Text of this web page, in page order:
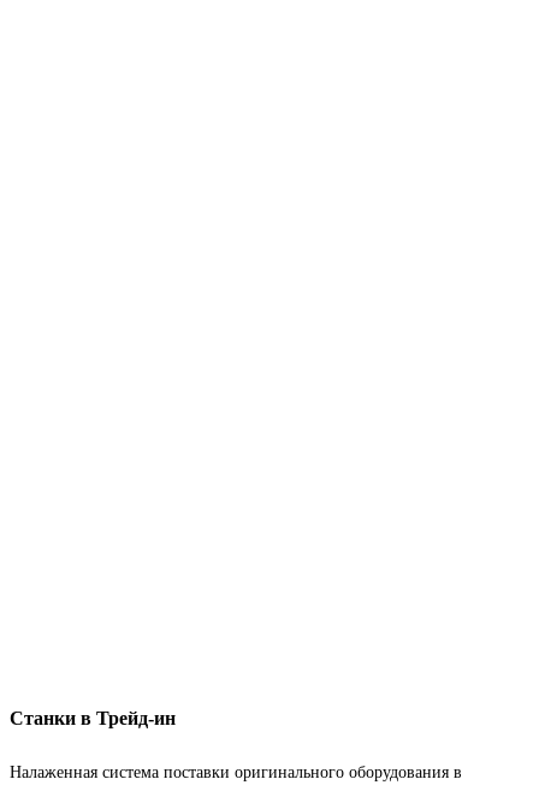
Станки в Трейд-ин
Налаженная система поставки оригинального оборудования в